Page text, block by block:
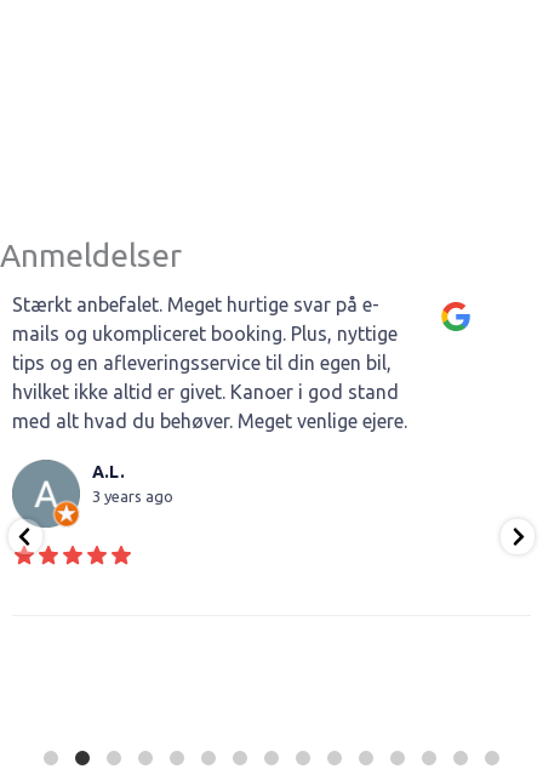
Anmeldelser
Stærkt anbefalet. Meget hurtige svar på e-
mails og ukompliceret booking. Plus, nyttige
tips og en afleveringsservice til din egen bil,
hvilket ikke altid er givet. Kanoer i god stand
med alt hvad du behøver. Meget venlige ejere.
A.L.
3 years ago